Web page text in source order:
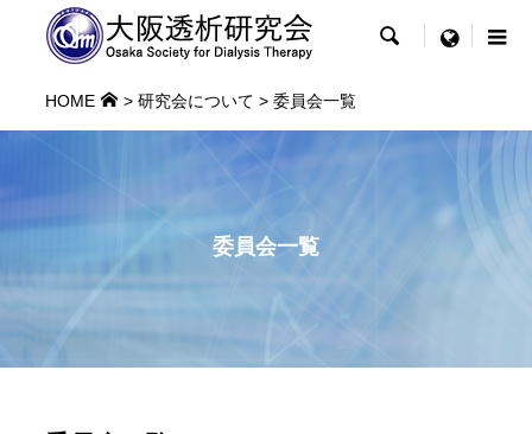
 menu
HOME > 研究会について > 委員会一覧
委員会一覧